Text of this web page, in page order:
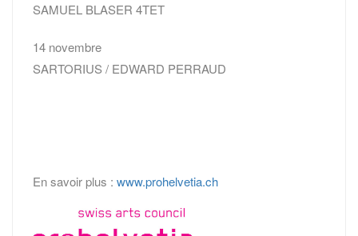
SAMUEL BLASER 4TET
14 novembre
SARTORIUS / EDWARD PERRAUD
En savoir plus : www.prohelvetia.ch